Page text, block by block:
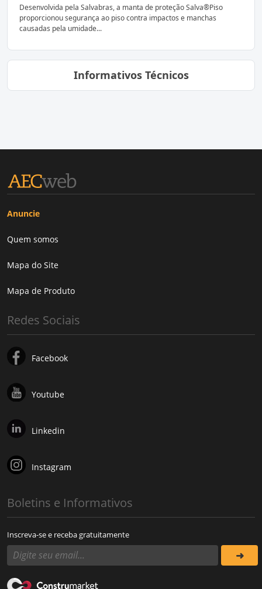
Desenvolvida pela Salvabras, a manta de proteção Salva®Piso
proporcionou segurança ao piso contra impactos e manchas
causadas pela umidade...
Informativos Técnicos
Anuncie
Quem somos
Mapa do Site
Mapa de Produto
Redes Sociais
Facebook
Youtube
Linkedin
Instagram
Boletins e Informativos
Inscreva-se e receba gratuitamente